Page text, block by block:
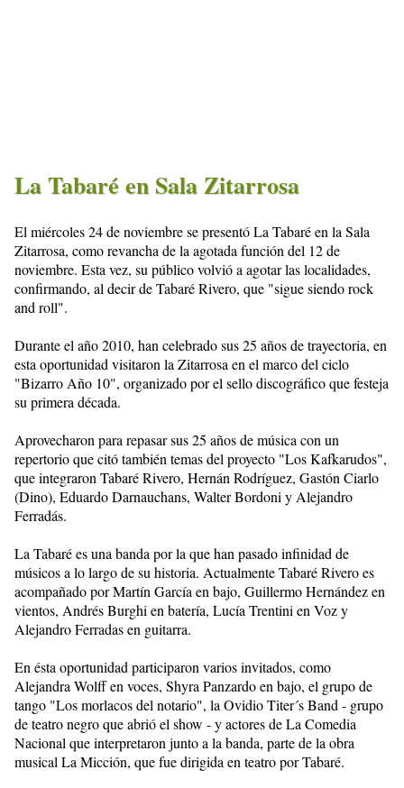
La Tabaré en Sala Zitarrosa
El miércoles 24 de noviembre se presentó La Tabaré en la Sala
Zitarrosa, como revancha de la agotada función del 12 de
noviembre. Esta vez, su público volvió a agotar las localidades,
confirmando, al decir de Tabaré Rivero, que "sigue siendo rock
and roll".
Durante el año 2010, han celebrado sus 25 años de trayectoria, en
esta oportunidad visitaron la Zitarrosa en el marco del ciclo
"Bizarro Año 10", organizado por el sello discográfico que festeja
su primera década.
Aprovecharon para repasar sus 25 años de música con un
repertorio que citó también temas del proyecto "Los Kafkarudos",
que integraron Tabaré Rivero, Hernán Rodríguez, Gastón Ciarlo
(Dino), Eduardo Darnauchans, Walter Bordoni y Alejandro
Ferradás.
La Tabaré es una banda por la que han pasado infinidad de
músicos a lo largo de su historia. Actualmente Tabaré Rivero es
acompañado por Martín García en bajo, Guillermo Hernández en
vientos, Andrés Burghi en batería, Lucía Trentini en Voz y
Alejandro Ferradas en guitarra.
En ésta oportunidad participaron varios invitados, como
Alejandra Wolff en voces, Shyra Panzardo en bajo, el grupo de
tango "Los morlacos del notario", la Ovidio Titer´s Band - grupo
de teatro negro que abrió el show - y actores de La Comedia
Nacional que interpretaron junto a la banda, parte de la obra
musical La Micción, que fue dirigida en teatro por Tabaré.